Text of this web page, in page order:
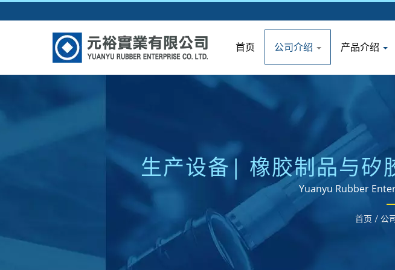
首页 公司介绍 产品介绍
生产设备| 橡胶制品与矽
Yuanyu Rubber
首页 / 公